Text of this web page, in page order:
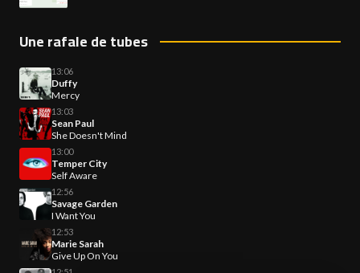
Une rafale de tubes
13:06
Duffy
Mercy
13:03
Sean Paul
She Doesn't Mind
13:00
Temper City
Self Aware
12:56
Savage Garden
I Want You
12:53
Marie Sarah
Give Up On You